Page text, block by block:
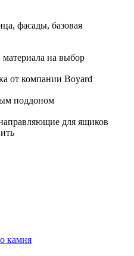
фасады, базовая
на выбор
от компании Boyard
поддоном
для ящиков
камня